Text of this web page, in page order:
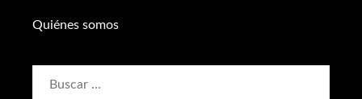
Quiénes somos